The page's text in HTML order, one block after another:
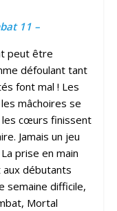
11 –
peut être
défoulant tant
font mal ! Les
mâchoires se
cœurs finissent
Jamais un jeu
prise en main
débutants
semaine difficile,
Mortal